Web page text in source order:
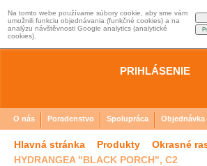
Na tomto webe používame súbory cookie, aby sme vám
umožnili funkciu objednávania (funkčné cookies) a na
analýzu návštěvnosti Google analytics (analytické
cookies).
O nás Poradenstvo Spolupráca Objednávka
PRIHLÁSENIE
Hlavná stránka Produkty
Okrasné
HYDRANGEA "BLACK PORCH", C2